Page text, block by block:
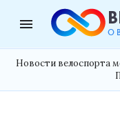
menu
Новости велоспорта